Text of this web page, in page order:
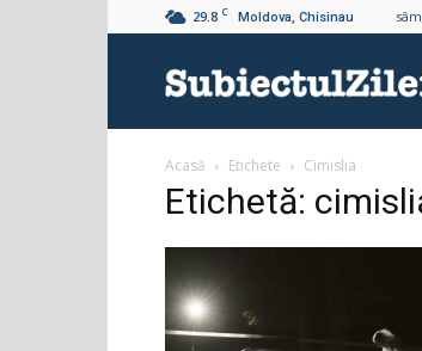
29.8 C Moldova, Chisinau
Acasă Etichete Cimislia
Etichetă: